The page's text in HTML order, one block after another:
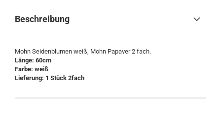
Beschreibung
Mohn Seidenblumen weiß, Mohn Papaver 2 fach.
Länge: 60cm
Farbe: weiß
Lieferung: ​1 Stück 2fach